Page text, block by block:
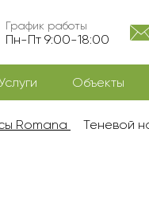
График работы
Пн-Пт 9:00-18:00
Объекты
Romana Теневой